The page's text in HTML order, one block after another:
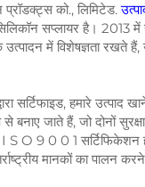
प्रॉडक्ट्स को., लिमिटेड.
सप्लायर है। 2013 में
उत्पादन में विशेषज्ञता रखते
सर्टिफाइड, हमारे उत्पाद
बनाए जाते हैं, जो दोनों
S O 9 0 0 1 सर्टिफिकेशन
मानकों का पालन